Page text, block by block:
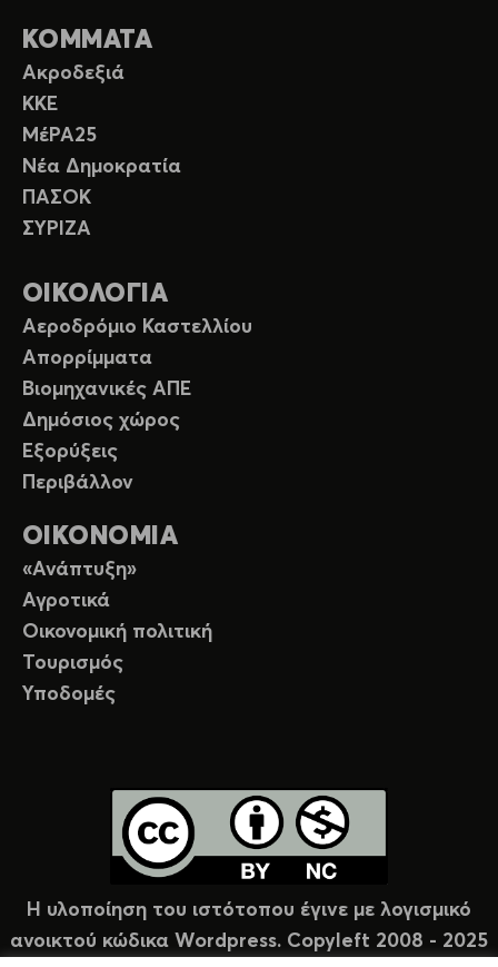
ΚΟΜΜΑΤΑ
Ακροδεξιά
ΚΚΕ
ΜέΡΑ25
Νέα Δημοκρατία
ΠΑΣΟΚ
ΣΥΡΙΖΑ
ΟΙΚΟΛΟΓΙΑ
Αεροδρόμιο Καστελλίου
Απορρίμματα
Βιομηχανικές ΑΠΕ
Δημόσιος χώρος
Εξορύξεις
Περιβάλλον
ΟΙΚΟΝΟΜΙΑ
«Ανάπτυξη»
Αγροτικά
Οικονομική πολιτική
Τουρισμός
Υποδομές
Η υλοποίηση του ιστότοπου έγινε με λογισμικό
ανοικτού κώδικα Wordpress. Copyleft 2008 - 2025